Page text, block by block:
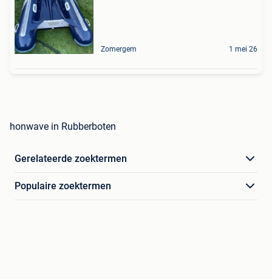
Zomergem 1 mei 26
honwave in Rubberboten
Gerelateerde zoektermen
Populaire zoektermen